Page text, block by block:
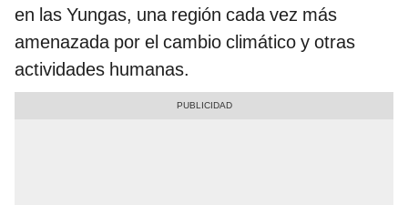
en las Yungas, una región cada vez más
amenazada por el cambio climático y otras
actividades humanas.